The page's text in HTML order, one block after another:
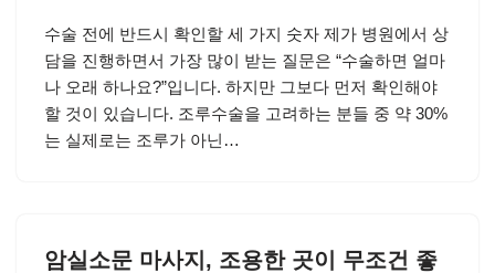
수술 전에 반드시 확인할 세 가지 숫자 제가 병원에서 상
담을 진행하면서 가장 많이 받는 질문은 “수술하면 얼마
나 오래 하나요?”입니다. 하지만 그보다 먼저 확인해야
할 것이 있습니다. 조루수술을 고려하는 분들 중 약 30%
는 실제로는 조루가 아닌…
암실소문 마사지, 조용한 곳이 무조건 좋